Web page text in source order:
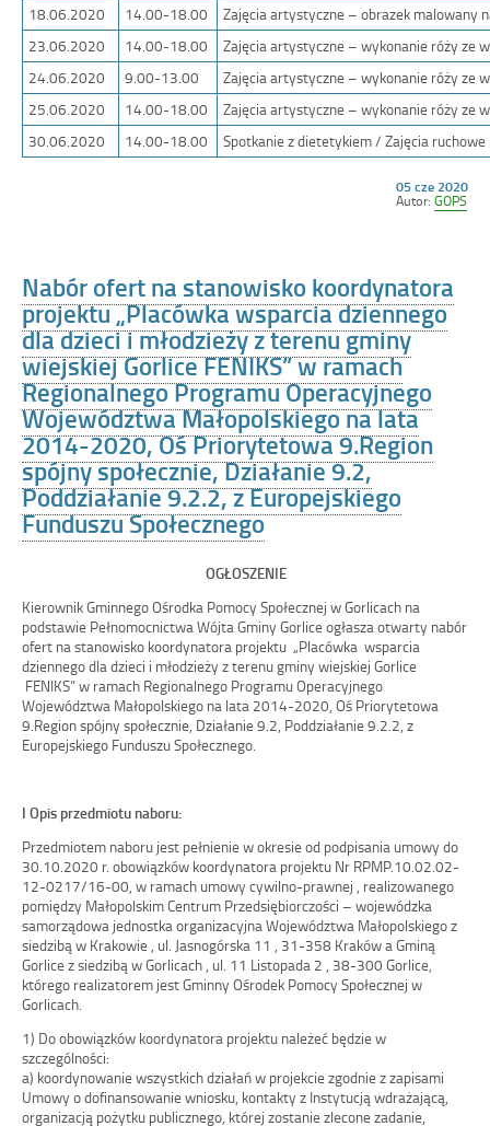
18.06.2020
14.00-18.00
Zajęcia artystyczne – obrazek malowany
23.06.2020
14.00-18.00
Zajęcia artystyczne – wykonanie róży ze
24.06.2020
9.00-13.00
Zajęcia artystyczne – wykonanie róży ze
25.06.2020
14.00-18.00
Zajęcia artystyczne – wykonanie róży ze
30.06.2020
14.00-18.00 Spotkanie z dietetykiem / Zajęcia ruchowe
Opublikowano
w
05 cze 2020
Autor: GOPS
Nabór ofert na stanowisko koordynatora
projektu „Placówka wsparcia dziennego
dla dzieci i młodzieży z terenu gminy
wiejskiej Gorlice FENIKS” w ramach
Regionalnego Programu Operacyjnego
Województwa Małopolskiego na lata
2014-2020, Oś Priorytetowa 9.Region
spójny społecznie, Działanie 9.2,
Poddziałanie 9.2.2, z Europejskiego
Funduszu Społecznego
OGŁOSZENIE
Kierownik Gminnego Ośrodka Pomocy Społecznej w Gorlicach na
podstawie Pełnomocnictwa Wójta Gminy Gorlice ogłasza otwarty nabór
ofert na stanowisko koordynatora projektu „Placówka wsparcia
dziennego dla dzieci i młodzieży z terenu gminy wiejskiej Gorlice
FENIKS” w ramach Regionalnego Programu Operacyjnego
Województwa Małopolskiego na lata 2014-2020, Oś Priorytetowa
9.Region spójny społecznie, Działanie 9.2, Poddziałanie 9.2.2, z
Europejskiego Funduszu Społecznego.
I Opis przedmiotu naboru:
Przedmiotem naboru jest pełnienie w okresie od podpisania umowy do
30.10.2020 r. obowiązków koordynatora projektu Nr RPMP.10.02.02-
12-0217/16-00, w ramach umowy cywilno-prawnej , realizowanego
pomiędzy Małopolskim Centrum Przedsiębiorczości – wojewódzka
samorządowa jednostka organizacyjna Województwa Małopolskiego z
siedzibą w Krakowie , ul. Jasnogórska 11 , 31-358 Kraków a Gminą
Gorlice z siedzibą w Gorlicach , ul. 11 Listopada 2 , 38-300 Gorlice,
którego realizatorem jest Gminny Ośrodek Pomocy Społecznej w
Gorlicach.
1) Do obowiązków koordynatora projektu należeć będzie w
szczególności:
a) koordynowanie wszystkich działań w projekcie zgodnie z zapisami
Umowy o dofinansowanie wniosku, kontakty z Instytucją wdrażającą,
organizacją pożytku publicznego, której zostanie zlecone zadanie,